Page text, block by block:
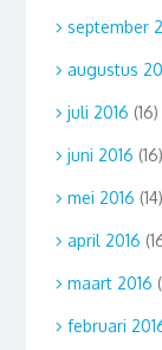
september
augustus
juli 2016 (16)
juni 2016 (16)
mei 2016 (14)
april 2016
maart 2016
februari